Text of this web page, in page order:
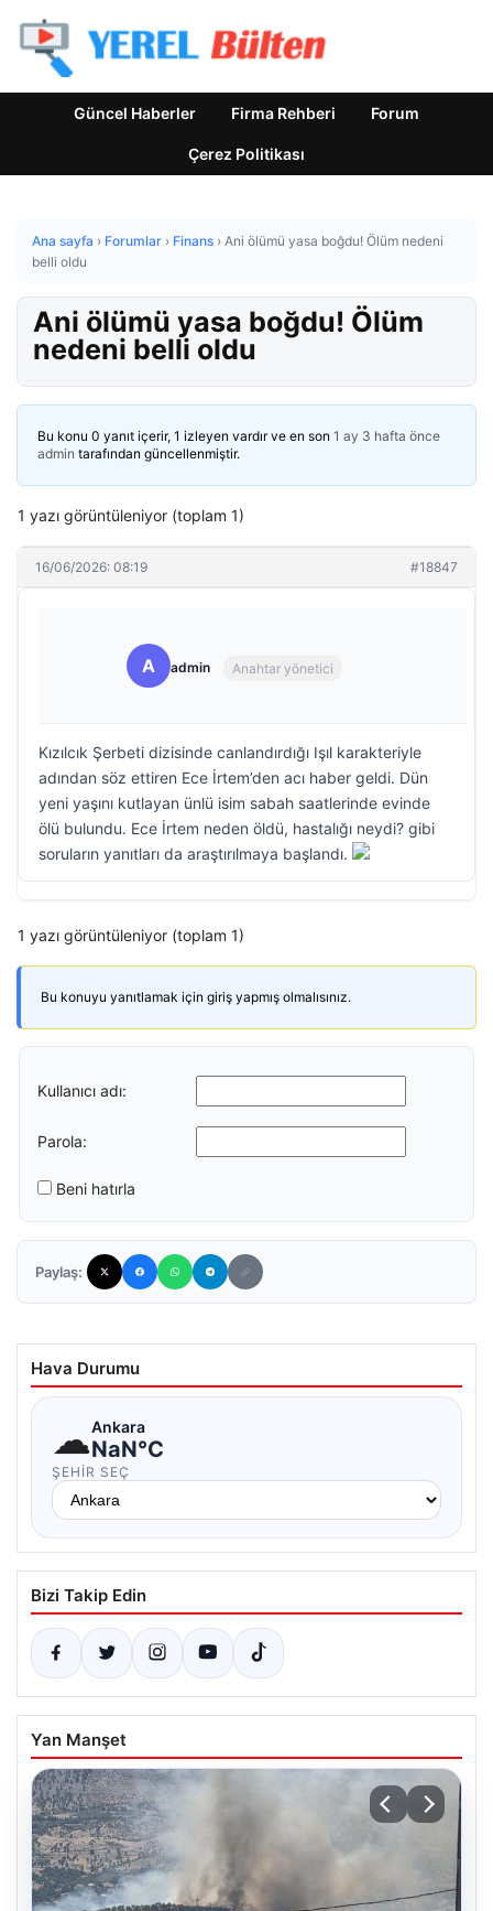
Güncel Haberler Firma Rehberi Forum
Çerez Politikası
Ana sayfa › Forumlar › Finans › Ani ölümü yasa boğdu! Ölüm nedeni
belli oldu
Ani ölümü yasa boğdu! Ölüm
nedeni belli oldu
Bu konu 0 yanıt içerir, 1 izleyen vardır ve en son 1 ay 3 hafta önce
admin tarafından güncellenmiştir.
1 yazı görüntüleniyor (toplam 1)
16/06/2026: 08:19 #18847
A admin Anahtar yönetici
Kızılcık Şerbeti dizisinde canlandırdığı Işıl karakteriyle
adından söz ettiren Ece İrtem’den acı haber geldi. Dün
yeni yaşını kutlayan ünlü isim sabah saatlerinde evinde
ölü bulundu. Ece İrtem neden öldü, hastalığı neydi? gibi
soruların yanıtları da araştırılmaya başlandı.
1 yazı görüntüleniyor (toplam 1)
Bu konuyu yanıtlamak için giriş yapmış olmalısınız.
Kullanıcı adı:
Parola:
Beni hatırla
Paylaş:
Hava Durumu
☁Ankara
NaN°C
ŞEHIR SEÇ
Bizi Takip Edin
Yan Manşet